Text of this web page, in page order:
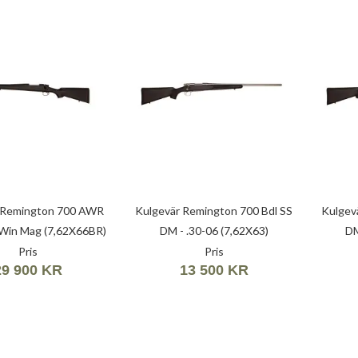
700 AWR
Mag (7,62X66BR)
Pris
900 KR
Kulgevär Remington 700 Bdl SS
DM - .30-06 (7,62X63)
Pris
13 500 KR